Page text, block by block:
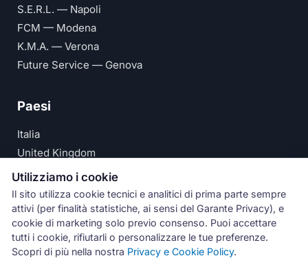
S.E.R.L. — Napoli
FCM — Modena
K.M.A. — Verona
Future Service — Genova
Paesi
Italia
United Kingdom
Deutschland
España
© Numeri Primi Srl — P.IVA IT11621120960 ·Privacy e
Cookie Policy
Utilizziamo i cookie
Il sito utilizza cookie tecnici e analitici di prima parte sempre
attivi (per finalità statistiche, ai sensi del Garante Privacy), e
cookie di marketing solo previo consenso. Puoi accettare
tutti i cookie, rifiutarli o personalizzare le tue preferenze.
Scopri di più nella nostra Privacy e Cookie Policy.